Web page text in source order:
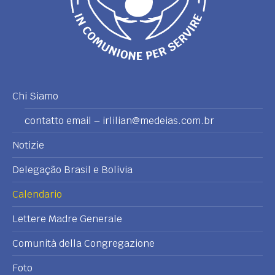
Chi Siamo
contatto email – irlilian@medeias.com.br
Notizie
Delegação Brasil e Bolívia
Calendario
Lettere Madre Generale
Comunità della Congregazione
Foto